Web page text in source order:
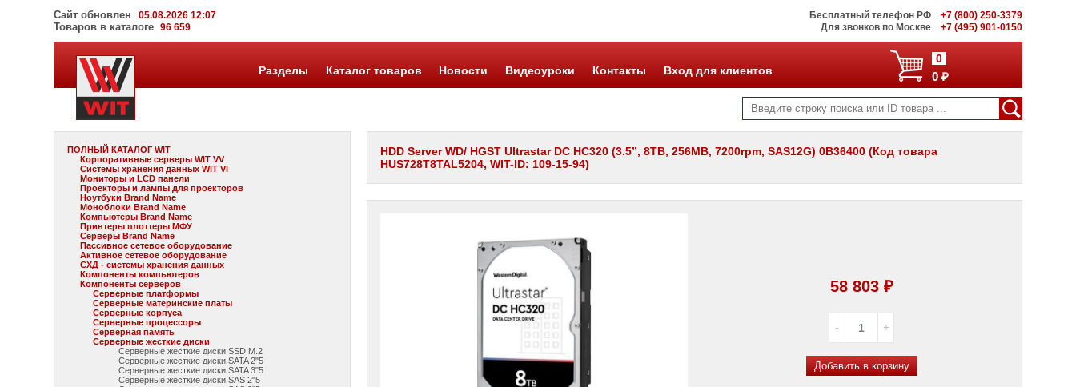
Сайт обновлен 05.08.2026 12:07
Товаров в каталоге96 659
Бесплатный телефон РФ
+7 (800) 250-3379
Для звонков по Москве
+7 (495) 901-0150
0
0 ₽
Разделы Каталог товаров Новости Видеоуроки Контакты Вход для клиентов
ПОЛНЫЙ КАТАЛОГ WIT
Корпоративные серверы WIT VV
Системы хранения данных WIT VI
Мониторы и LCD панели
Проекторы и лампы для проекторов
Ноутбуки Brand Name
Моноблоки Brand Name
Компьютеры Brand Name
Принтеры плоттеры МФУ
Серверы Brand Name
Пассивное сетевое оборудование
Активное сетевое оборудование
СХД - системы хранения данных
Компоненты компьютеров
Компоненты серверов
Серверные платформы
Серверные материнские платы
Серверные корпуса
Серверные процессоры
Серверная память
Серверные жесткие диски
Серверные жесткие диски SSD M.2
Серверные жесткие диски SATA 2"5
Серверные жесткие диски SATA 3"5
Серверные жесткие диски SAS 2"5
HDD Server WD/ HGST Ultrastar DC HC320 (3.5’’, 8TB, 256MB, 7200rpm, SAS12G) 0B36400 (Код товара
HUS728T8TAL5204, WIT-ID: 109-15-94)
58 803 ₽
Добавить в корзину